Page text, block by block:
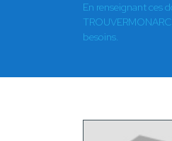
En renseignant ces
besoins.